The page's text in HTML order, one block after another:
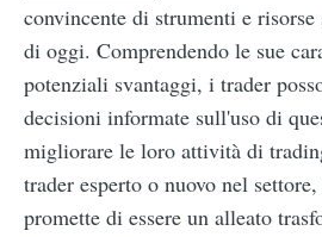
convincente di strumenti e
di oggi. Comprendendo le sue
potenziali svantaggi, i trader
decisioni informate sull'uso di
migliorare le loro attività di
trader esperto o nuovo nel settore,
promette di essere un alleato